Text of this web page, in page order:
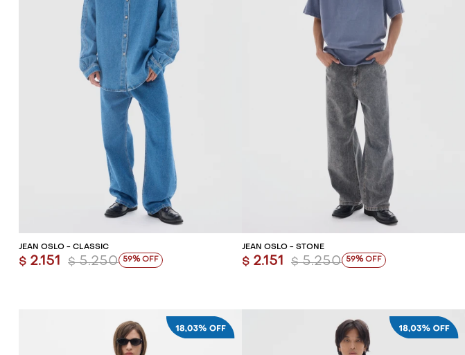
AGREGAR AL CARRITO
JEAN OSLO - CLASSIC
$ 2.151 $ 5.250 59
AGREGAR AL CARRITO
JEAN OSLO - STONE
$ 2.151 $ 5.250 59